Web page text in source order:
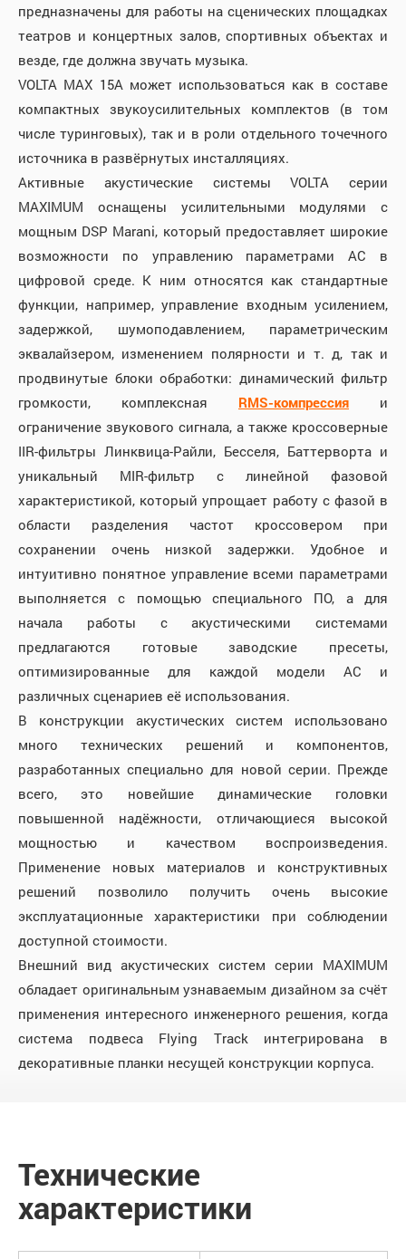
предназначены для работы на сценических площадках
театров и концертных залов, спортивных объектах и
везде, где должна звучать музыка.
VOLTA MAX 15A может использоваться как в составе
компактных звукоусилительных комплектов (в том
числе туринговых), так и в роли отдельного точечного
источника в развёрнутых инсталляциях.
Активные акустические системы VOLTA серии
MAXIMUM оснащены усилительными модулями с
мощным DSP Marani, который предоставляет широкие
возможности по управлению параметрами АС в
цифровой среде. К ним относятся как стандартные
функции, например, управление входным усилением,
задержкой, шумоподавлением, параметрическим
эквалайзером, изменением полярности и т. д, так и
продвинутые блоки обработки: динамический фильтр
громкости, комплексная RMS-компрессия и
ограничение звукового сигнала, а также кроссоверные
IIR-фильтры Линквица-Райли, Бесселя, Баттерворта и
уникальный MIR-фильтр с линейной фазовой
характеристикой, который упрощает работу с фазой в
области разделения частот кроссовером при
сохранении очень низкой задержки. Удобное и
интуитивно понятное управление всеми параметрами
выполняется с помощью специального ПО, а для
начала работы с акустическими системами
предлагаются готовые заводские пресеты,
оптимизированные для каждой модели АС и
различных сценариев её использования.
В конструкции акустических систем использовано
много технических решений и компонентов,
разработанных специально для новой серии. Прежде
всего, это новейшие динамические головки
повышенной надёжности, отличающиеся высокой
мощностью и качеством воспроизведения.
Применение новых материалов и конструктивных
решений позволило получить очень высокие
эксплуатационные характеристики при соблюдении
доступной стоимости.
Внешний вид акустических систем серии MAXIMUM
обладает оригинальным узнаваемым дизайном за счёт
применения интересного инженерного решения, когда
система подвеса Flying Track интегрирована в
декоративные планки несущей конструкции корпуса.
Технические
характеристики